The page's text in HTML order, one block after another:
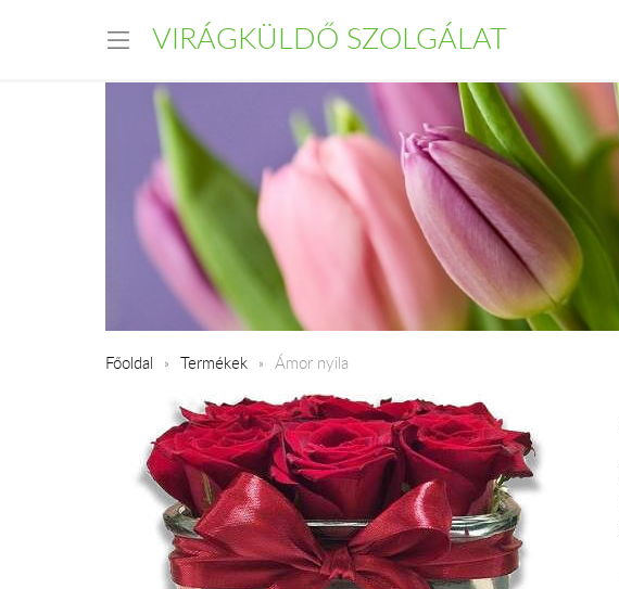
VIRÁGKÜLDŐ SZOLGÁLAT
Főoldal Termékek Ámor nyila